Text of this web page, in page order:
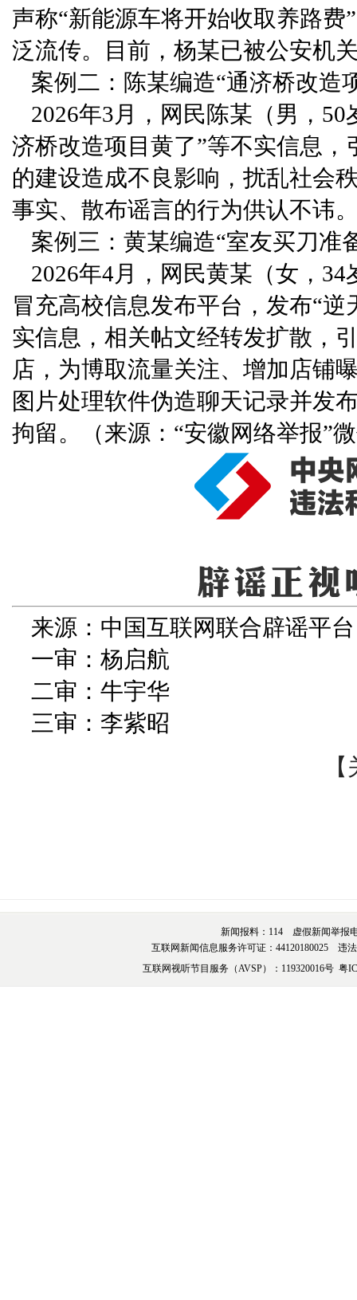
声称“新能源车将开始收取养路
泛流传。目前，杨某已被公安机
案例二：陈某编造“通济桥改造
2026年3月，网民陈某（男，
济桥改造项目黄了”等不实信息
的建设造成不良影响，扰乱社会
事实、散布谣言的行为供认不讳
案例三：黄某编造“室友买刀准
2026年4月，网民黄某（女，
冒充高校信息发布平台，发布“
实信息，相关帖文经转发扩散，
店，为博取流量关注、增加店铺
图片处理软件伪造聊天记录并发
拘留。（来源：“安徽网络举报”
来源：中国互联网联合辟谣平台
一审：杨启航
二审：牛宇华
三审：李紫昭
新闻报料：114 虚假新闻举报电
互联网新闻信息服务许可证：44120180025 违
互联网视听节目服务（AVSP）：119320016号粤